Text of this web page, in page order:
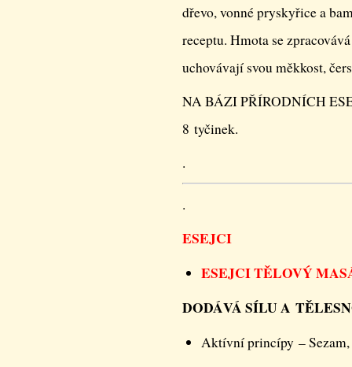
dřevo, vonné pryskyřice a
receptu. Hmota se
uchovávají svou měkkost,
NA BÁZI PŘÍRODNÍCH
8 tyčinek.
.
.
ESEJCI
ESEJCI TĚLOVÝ
DODÁVÁ SÍLU A
Aktívní princípy – Sezam,